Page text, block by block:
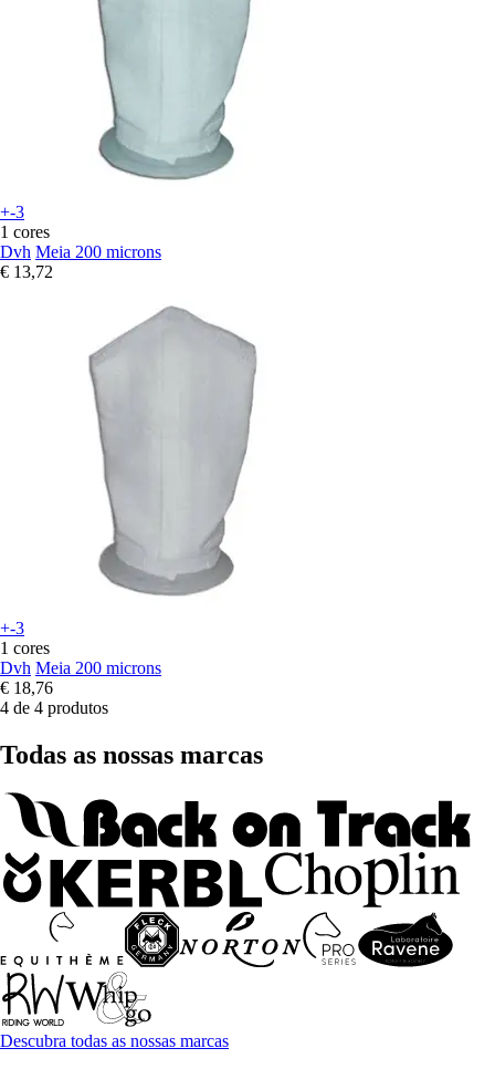
+-3
1 cores
Dvh Meia 200 microns
€ 13,72
+-3
1 cores
Dvh Meia 200 microns
€ 18,76
4 de 4 produtos
Todas as nossas marcas
Descubra todas as nossas marcas